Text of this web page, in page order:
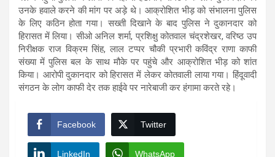
उनके हवाले करने की मांग पर अड़े थे। आक्रोशित भीड़ को संभालना पुलिस
के लिए कठिन होता गया। सख्ती दिखाने के बाद पुलिस ने दुकानदार को
हिरासत में लिया। सीओ अनिल शर्मा, प्रशिक्षु कोतवाल चंद्रशेखर, वरिष्ठ उप
निरीक्षक राज विक्रम सिंह, लाल टप्पर चौकी प्रभारी कविंद्र राणा काफी
संख्या में पुलिस बल के साथ मौके पर पहुंचे और आक्रोशित भीड़ को शांत
किया। आरोपी दुकानदार को हिरासत में लेकर कोतवाली लाया गया। हिंदूवादी
संगठन के लोग काफी देर तक हाईवे पर नारेबाजी कर हंगामा करते रहे।
Facebook Twitter
LinkedIn WhatsApp